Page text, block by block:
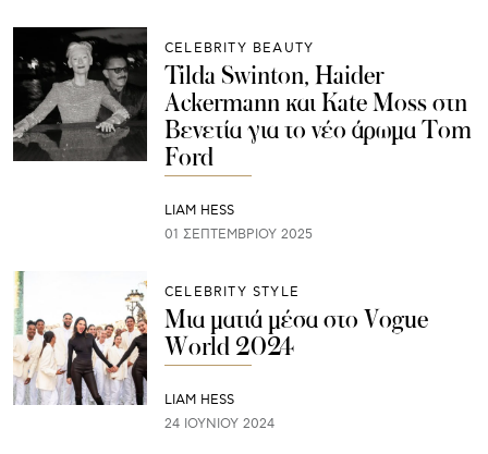
CELEBRITY BEAUTY
Tilda Swinton, Haider
Ackermann και Kate Moss στη
Βενετία για το νέο άρωμα Tom
Ford
LIAM HESS
01 ΣΕΠΤΕΜΒΡΊΟΥ 2025
CELEBRITY STYLE
Μια ματιά μέσα στο Vogue
World 2024
LIAM HESS
24 ΙΟΥΝΊΟΥ 2024